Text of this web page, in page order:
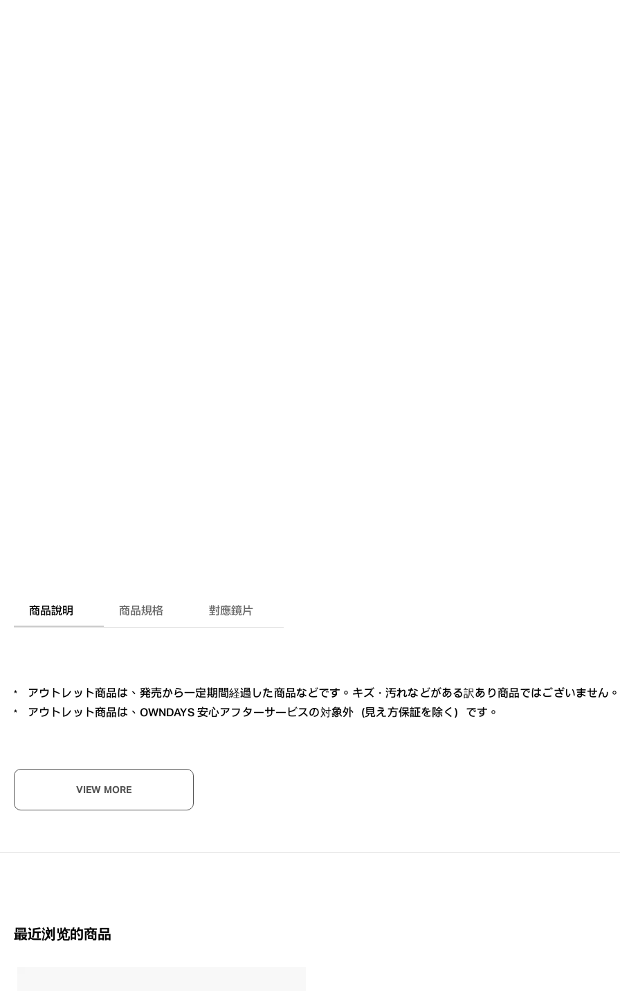
商品說明 商品規格 對應鏡片
アウトレット商品は、発売から一定期間経過した商品などです。キズ・汚れなどがある訳あり商品ではございません。
アウトレット商品は、OWNDAYS 安心アフターサービスの対象外（見え方保証を除く）です。
VIEW MORE
最近浏览的商品